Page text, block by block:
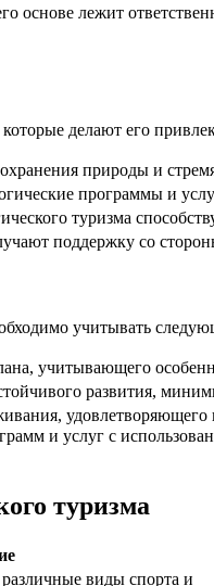
основе лежит
делают его
природы и
программы и
туризма
поддержку со
учитывать
учитывающего
развития,
и услуг с
туризма
виды спорта и